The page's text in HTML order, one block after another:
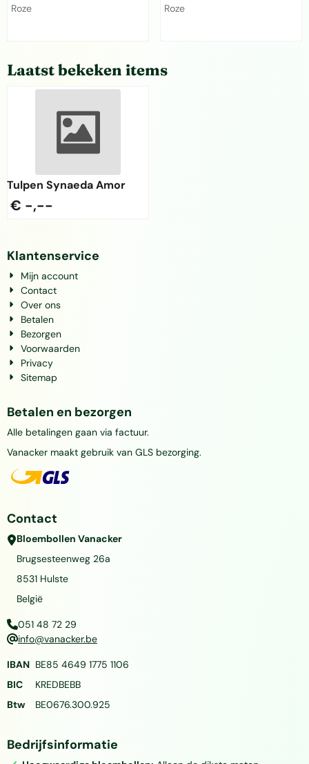
Merk:
Roze Merk:
Roze
Laatst bekeken items
Tulpen Synaeda Amor
€ -,--
Klantenservice
Mijn account
Contact
Over ons
Betalen
Bezorgen
Voorwaarden
Privacy
Sitemap
Betalen en bezorgen
Alle betalingen gaan via factuur.
Vanacker maakt gebruik van GLS bezorging.
Contact
Bloembollen Vanacker
Brugsesteenweg 26a
8531 Hulste
België
051 48 72 29
info@vanacker.be
IBAN BE85 4649 1775 1106
BIC
KREDBEBB
Btw
BE0676.300.925
Bedrijfsinformatie